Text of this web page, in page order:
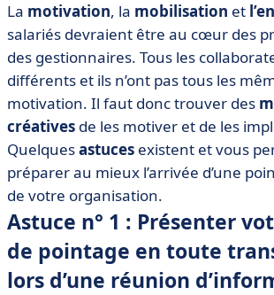
La motivation, la mobilisation et
salariés devraient être au cœur des
des gestionnaires. Tous les
différents et ils n’ont pas tous les
motivation. Il faut donc trouver des
créatives de les motiver et de les
Quelquesastuces existent et vous
préparer au mieux l’arrivée d’une
de votre organisation.
Astuce n° 1 : Présenter
de pointage en toute
lors d’une réunion